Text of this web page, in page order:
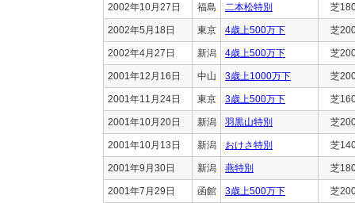
2002年10月27日 福島 二本松特別 芝
2002年5月18日 東京 4歳上500万下 芝
2002年4月27日 新潟 4歳上500万下 芝
2001年12月16日 中山 3歳上1000万下 芝
2001年11月24日 東京 3歳上500万下 芝
2001年10月20日 新潟 羽黒山特別 芝
2001年10月13日 新潟 おけさ特別 芝
2001年9月30日 新潟 燕特別 芝
2001年7月29日 函館 3歳上500万下 芝